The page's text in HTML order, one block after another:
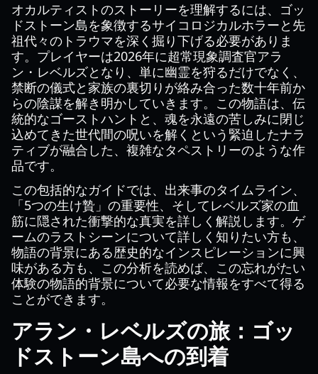
オカルティストのストーリーを理解するには、ゴッ
ドストーン島を象徴するサイコロジカルホラーと先
祖代々のトラウマを深く掘り下げる必要がありま
す。プレイヤーは2026年に超常現象調査官アラ
ン・レベルズとなり、単に幽霊を狩るだけでなく、
禁断の儀式と家族の裏切りが絡み合った数十年前か
らの陰謀を解き明かしていきます。この物語は、伝
統的なゴーストハントと、魂を永遠の苦しみに閉じ
込めてきた世代間の呪いを解くという緊迫したナラ
ティブが融合した、複雑なタペストリーのような作
品です。
この包括的なガイドでは、出来事のタイムライン、
「5つの生け贄」の重要性、そしてレベルズ家の血
筋に隠された衝撃的な真実を詳しく解説します。ゲ
ームのラストシーンについて詳しく知りたい方も、
物語の背景にある歴史的なインスピレーションに興
味がある方も、この分析を読めば、この忘れがたい
体験の物語的背景について必要な情報をすべて得る
ことができます。
アラン・レベルズの旅：ゴッ
ドストーン島への到着